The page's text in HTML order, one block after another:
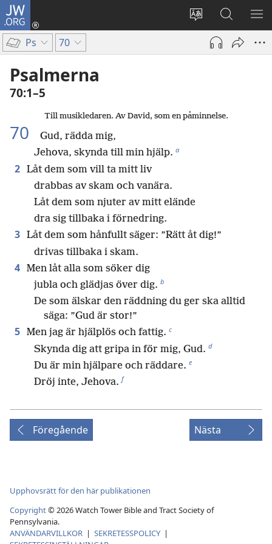
JW.ORG
Ändra
webbplatsens
språk
Logga
(öppnar
Sök
på
jw.org
Ps 70
Psalmerna
70:1–5
Till musikledaren. Av David, som en påminnelse.
70
Gud, rädda mig,
Jehova, skynda till min hjälp. a
2 Låt dem som vill ta mitt liv
drabbas av skam och vanära.
Låt dem som njuter av mitt elände
dra sig tillbaka i förnedring.
3 Låt dem som hånfullt säger: ”Rätt åt dig!”
drivas tillbaka i skam.
4 Men låt alla som söker dig
jubla och glädjas över dig. b
De som älskar den räddning du ger ska alltid
säga: ”Gud är stor!”
5 Men jag är hjälplös och fattig. c
Skynda dig att gripa in för mig, Gud. d
Du är min hjälpare och räddare. e
Dröj inte, Jehova. f
Föregående Nästa
Upphovsrätt för den här publikationen
Copyright©2026Watch Tower Bible and Tract Society of
Pennsylvania.
ANVÄNDARVILLKOR | SEKRETESSPOLICY |